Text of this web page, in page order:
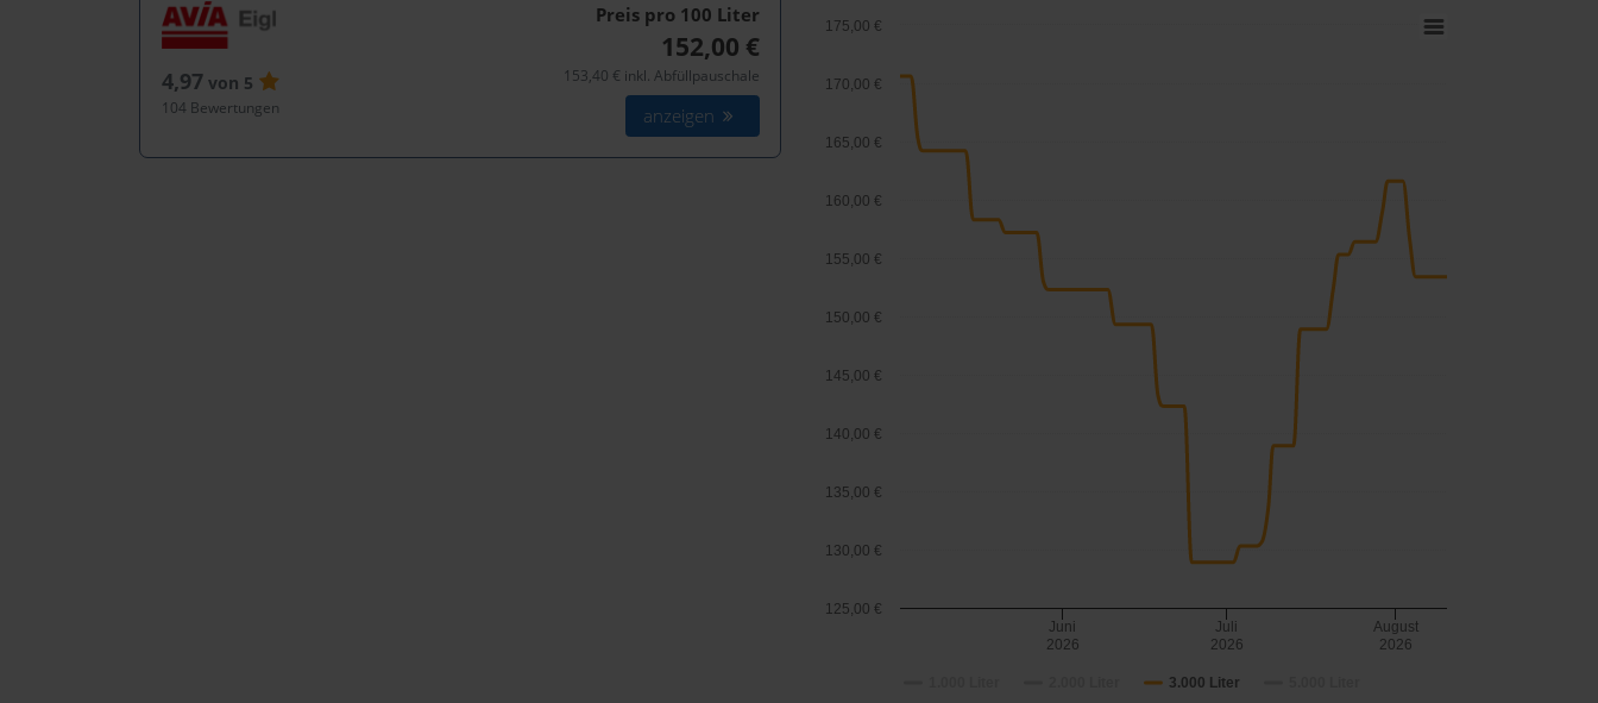
4,97von 5
104 Bewertungen
Preis pro 100 Liter
152,00 €
153,40 € inkl. Abfüllpauschale
anzeigen
3.000 Liter
Juni
2026
Juli
2026
August
2026
125,00 €
130,00 €
135,00 €
140,00 €
145,00 €
150,00 €
155,00 €
160,00 €
165,00 €
170,00 €
175,00 €